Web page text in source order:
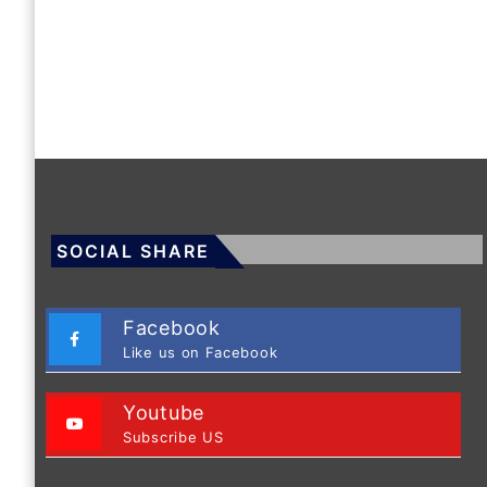
SOCIAL SHARE
Facebook
Like us on Facebook
Youtube
Subscribe US